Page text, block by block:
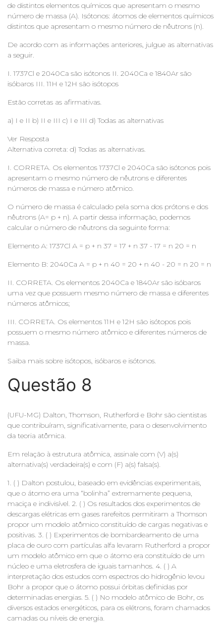
de distintos elementos químicos que apresentam o mesmo
número de massa (A). Isótonos: átomos de elementos químicos
distintos que apresentam o mesmo número de nêutrons (n).
De acordo com as informações anteriores, julgue as alternativas
a seguir.
I. 1737Cl e 2040Ca são isótonos II. 2040Ca e 1840Ar são
isóbaros III. 11H e 12H são isótopos
Estão corretas as afirmativas.
a) I e II b) II e III c) I e III d) Todas as alternativas
Ver Resposta
Alternativa correta: d) Todas as alternativas.
I. CORRETA. Os elementos 1737Cl e 2040Ca são isótonos pois
apresentam o mesmo número de nêutrons e diferentes
números de massa e número atômico.
O número de massa é calculado pela soma dos prótons e dos
nêutrons (A= p + n). A partir dessa informação, podemos
calcular o número de nêutrons da seguinte forma:
Elemento A: 1737Cl A = p + n 37 = 17 + n 37 - 17 = n 20 = n
Elemento B: 2040Ca A = p + n 40 = 20 + n 40 - 20 = n 20 = n
II. CORRETA. Os elementos 2040Ca e 1840Ar são isóbaros
uma vez que possuem mesmo número de massa e diferentes
números atômicos;
III. CORRETA. Os elementos 11H e 12H são isótopos pois
possuem o mesmo número atômico e diferentes números de
massa.
Saiba mais sobre isótopos, isóbaros e isótonos.
Questão 8
(UFU-MG) Dalton, Thomson, Rutherford e Bohr são cientistas
que contribuíram, significativamente, para o desenvolvimento
da teoria atômica.
Em relação à estrutura atômica, assinale com (V) a(s)
alternativa(s) verdadeira(s) e com (F) a(s) falsa(s).
1. ( ) Dalton postulou, baseado em evidências experimentais,
que o átomo era uma “bolinha” extremamente pequena,
maciça e indivisível. 2. ( ) Os resultados dos experimentos de
descargas elétricas em gases rarefeitos permitiram a Thomson
propor um modelo atômico constituído de cargas negativas e
positivas. 3. ( ) Experimentos de bombardeamento de uma
placa de ouro com partículas alfa levaram Rutherford a propor
um modelo atômico em que o átomo era constituído de um
núcleo e uma eletrosfera de iguais tamanhos. 4. ( ) A
interpretação dos estudos com espectros do hidrogênio levou
Bohr a propor que o átomo possui órbitas definidas por
determinadas energias. 5. ( ) No modelo atômico de Bohr, os
diversos estados energéticos, para os elétrons, foram chamados
camadas ou níveis de energia.